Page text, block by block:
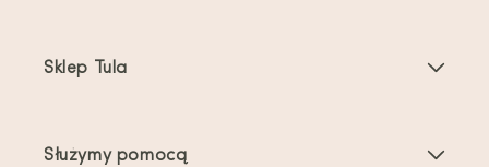
Sklep Tula
Służymy pomocą